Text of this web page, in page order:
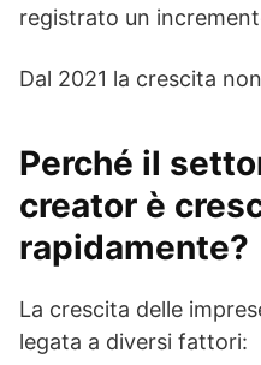
registrato un
Dal 2021 la crescita
Perché il
creator è
rapidamente?
La crescita delle
legata a diversi fattori: